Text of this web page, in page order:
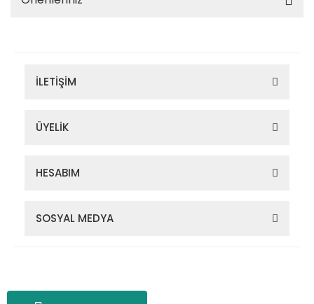
İLETİŞİM
ÜYELİK
HESABIM
SOSYAL MEDYA